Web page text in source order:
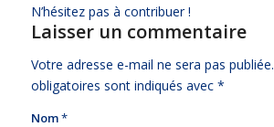
N’hésitez pas à contribuer !
Laisser un commentaire
Votre adresse e-mail ne sera pas publiée.
obligatoires sont indiqués avec *
Nom*